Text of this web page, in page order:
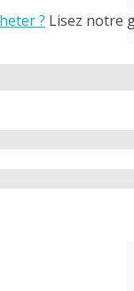
? Lisez notre